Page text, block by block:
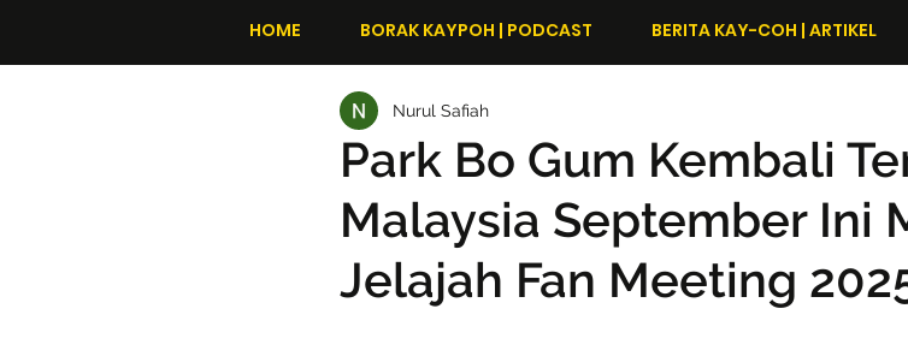
HOME BORAK KAYPOH | PODCAST BERITA KAY-COH | ARTIKEL
Park Bo Gum Kembali
Malaysia September Ini
Jelajah Fan Meeting
Nurul Safiah